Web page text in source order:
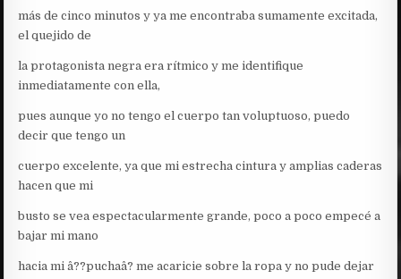
más de cinco minutos y ya me encontraba sumamente excitada,
el quejido de
la protagonista negra era rítmico y me identifique
inmediatamente con ella,
pues aunque yo no tengo el cuerpo tan voluptuoso, puedo
decir que tengo un
cuerpo excelente, ya que mi estrecha cintura y amplias caderas
hacen que mi
busto se vea espectacularmente grande, poco a poco empecé a
bajar mi mano
hacia mi â??puchaâ? me acaricie sobre la ropa y no pude dejar